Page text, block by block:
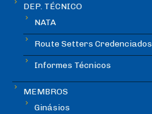
DEP. TÉCNICO
NATA
Route Setters Credenciados
Informes Técnicos
MEMBROS
Ginásios